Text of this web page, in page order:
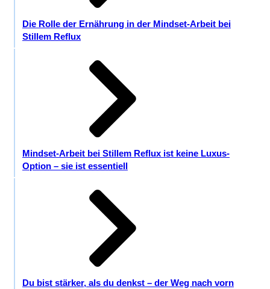
Die Rolle der Ernährung in der Mindset-Arbeit bei
Stillem Reflux
Mindset-Arbeit bei Stillem Reflux ist keine Luxus-
Option – sie ist essentiell
Du bist stärker, als du denkst – der Weg nach vorn